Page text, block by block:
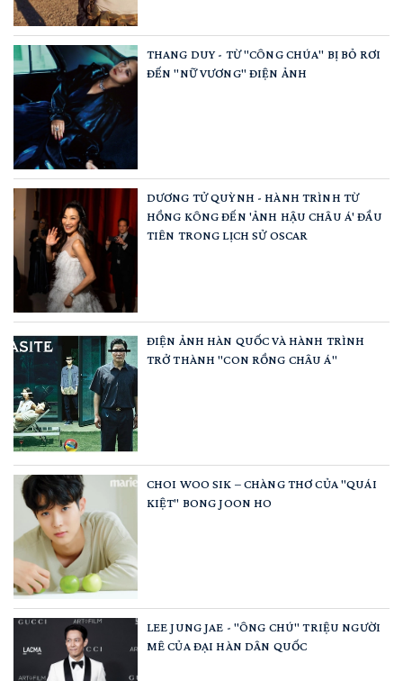
THANG DUY - TỪ "CÔNG CHÚA" BỊ BỎ RƠI
ĐẾN "NỮ VƯƠNG" ĐIỆN ẢNH
DƯƠNG TỬ QUỲNH - HÀNH TRÌNH TỪ
HỒNG KÔNG ĐẾN 'ẢNH HẬU CHÂU Á' ĐẦU
TIÊN TRONG LỊCH SỬ OSCAR
ĐIỆN ẢNH HÀN QUỐC VÀ HÀNH TRÌNH
TRỞ THÀNH "CON RỒNG CHÂU Á"
CHOI WOO SIK – CHÀNG THƠ CỦA "QUÁI
KIỆT" BONG JOON HO
LEE JUNG JAE - "ÔNG CHÚ" TRIỆU NGƯỜI
MÊ CỦA ĐẠI HÀN DÂN QUỐC